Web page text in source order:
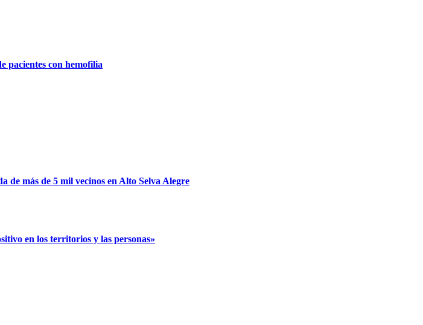
pacientes con hemofilia
de más de 5 mil vecinos en Alto Selva Alegre
en los territorios y las personas»